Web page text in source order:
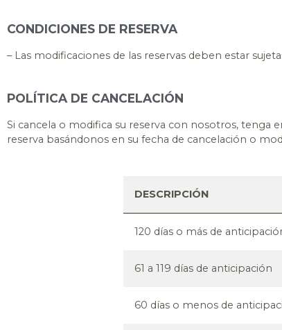
CONDICIONES DE RESERVA
– Las modificaciones de las reservas deben estar
POLÍTICA DE CANCELACIÓN
Si cancela o modifica su reserva con nosotros, tenga
reserva basándonos en su fecha de cancelación o
DESCRIPCIÓN
120 días o más de
61 a 119 días de anticipación
60 días o menos de